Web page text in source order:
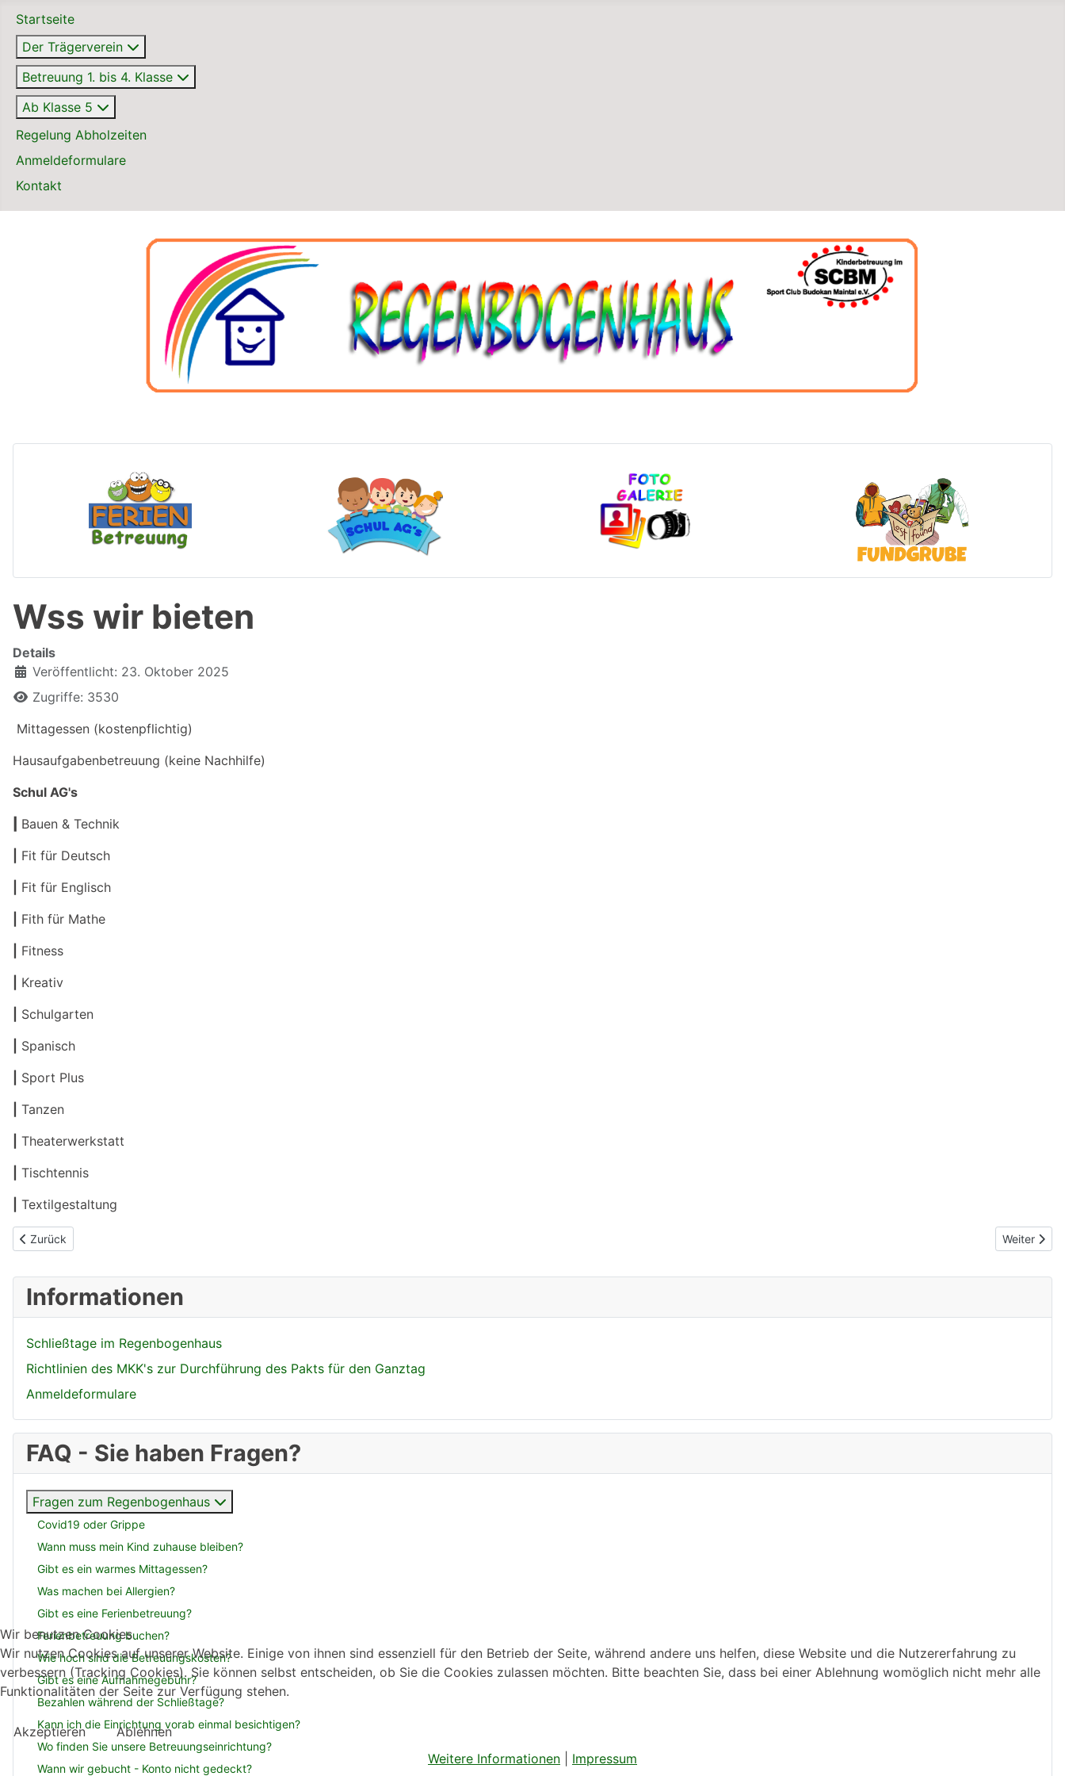
Startseite
Der Trägerverein
Betreuung 1. bis 4. Klasse
Ab Klasse 5
Regelung Abholzeiten
Anmeldeformulare
Kontakt
Informationen
Schließtage im Regenbogenhaus
Richtlinien des MKK's zur Durchführung des Pakts für den Ganztag
Anmeldeformulare
FAQ - Sie haben Fragen?
Fragen zum Regenbogenhaus
Covid19 oder Grippe
Wann muss mein Kind zuhause bleiben?
Gibt es ein warmes Mittagessen?
Was machen bei Allergien?
Gibt es eine Ferienbetreuung?
Ferienbetreuung buchen?
Wie hoch sind die Betreuungskosten?
Gibt es eine Aufnahmegebühr?
Bezahlen während der Schließtage?
Kann ich die Einrichtung vorab einmal besichtigen?
Wo finden Sie unsere Betreuungseinrichtung?
Wann wir gebucht - Konto nicht gedeckt?
Wss wir bieten
Details
Veröffentlicht: 23. Oktober 2025
Zugriffe: 3530
Mittagessen (kostenpflichtig)
Hausaufgabenbetreuung (keine Nachhilfe)
Schul AG's
Bauen & Technik
Fit für Deutsch
Fit für Englisch
Fith für Mathe
Fitness
Kreativ
Schulgarten
Spanisch
Sport Plus
Tanzen
Theaterwerkstatt
Tischtennis
Textilgestaltung
Vorheriger Beitrag: Betreuungszeiten & Kosten
Zurück Nächster
Weiter
Wir benutzen Cookies
Wir nutzen Cookies auf unserer Website. Einige von ihnen sind essenziell für den Betrieb der Seite, während andere uns helfen, diese Website und die Nutzererfahrung zu
verbessern (Tracking Cookies). Sie können selbst entscheiden, ob Sie die Cookies zulassen möchten. Bitte beachten Sie, dass bei einer Ablehnung womöglich nicht mehr alle
Funktionalitäten der Seite zur Verfügung stehen.
Akzeptieren
Ablehnen
Weitere Informationen
Impressum